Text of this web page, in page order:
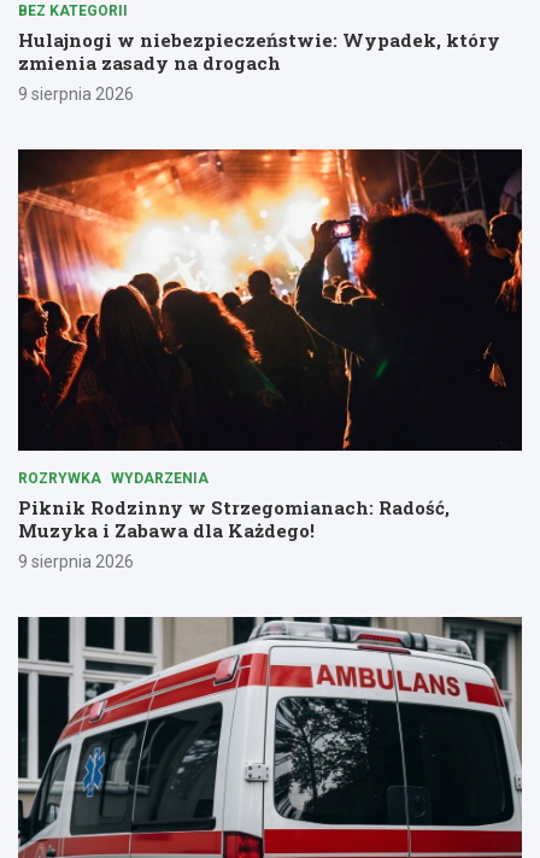
BEZ KATEGORII
Hulajnogi w niebezpieczeństwie: Wypadek, który
zmienia zasady na drogach
9 sierpnia 2026
ROZRYWKA WYDARZENIA
Piknik Rodzinny w Strzegomianach: Radość,
Muzyka i Zabawa dla Każdego!
9 sierpnia 2026